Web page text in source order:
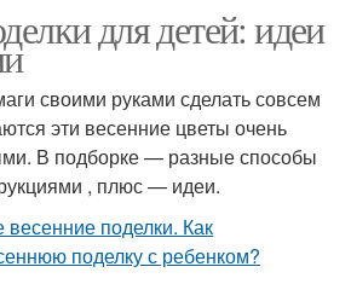
для детей: идеи
своими руками сделать совсем
эти весенние цветы очень
В подборке — разные способы
, плюс — идеи.